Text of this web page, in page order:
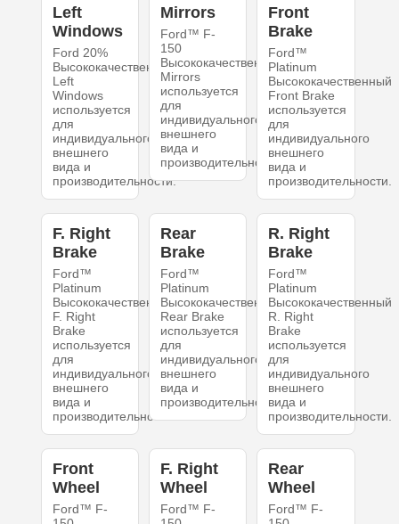
Left
Windows
Ford 20%
Высококачественный
Left
Windows
используется
для
индивидуального
внешнего
вида и
производительности.
Mirrors
Ford™ F-
150
Высококачественный
Mirrors
используется
для
индивидуального
внешнего
вида и
производительности.
Front
Brake
Ford™
Platinum
Высококачественный
Front Brake
используется
для
индивидуального
внешнего
вида и
производительности.
F. Right
Brake
Ford™
Platinum
Высококачественный
F. Right
Brake
используется
для
индивидуального
внешнего
вида и
производительности.
Rear
Brake
Ford™
Platinum
Высококачественный
Rear Brake
используется
для
индивидуального
внешнего
вида и
производительности.
R. Right
Brake
Ford™
Platinum
Высококачественный
R. Right
Brake
используется
для
индивидуального
внешнего
вида и
производительности.
Front
Wheel
Ford™ F-
F. Right
Wheel
Ford™ F-
Rear
Wheel
Ford™ F-